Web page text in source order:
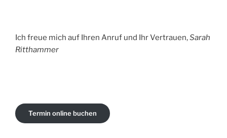
Ich freue mich auf Ihren Anruf und Ihr Vertrauen,Sarah
Ritthammer
Termin online buchen